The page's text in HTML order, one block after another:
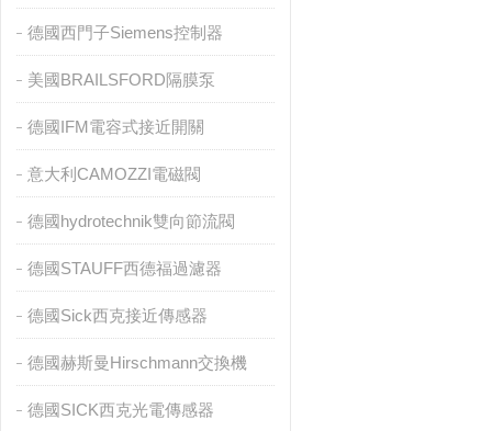
德國西門子Siemens控制器
美國BRAILSFORD隔膜泵
德國IFM電容式接近開關
意大利CAMOZZI電磁閥
德國hydrotechnik雙向節流閥
德國STAUFF西德福過濾器
德國Sick西克接近傳感器
德國赫斯曼Hirschmann交換機
德國SICK西克光電傳感器